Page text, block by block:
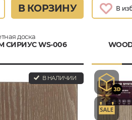
В КОРЗИНУ
доска
СИРИУС WS-006
В НАЛИЧИИ